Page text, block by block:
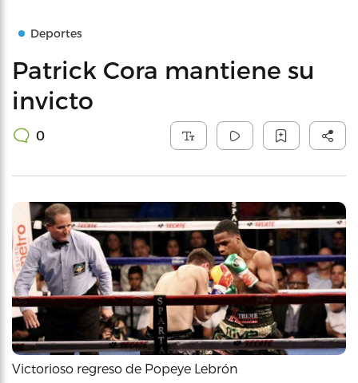
Deportes
Patrick Cora mantiene su
invicto
0
Victorioso regreso de Popeye Lebrón